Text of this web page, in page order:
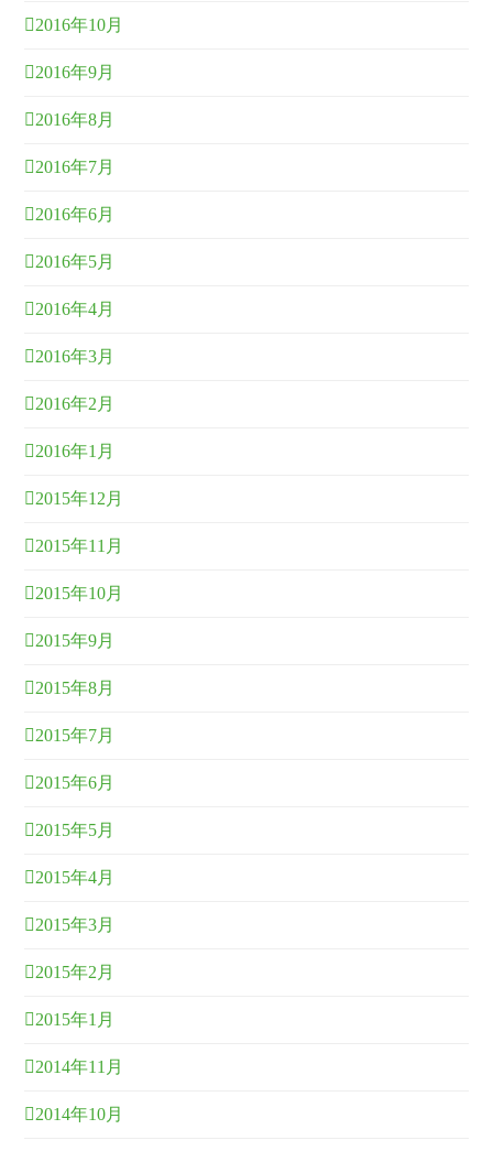
2016年10月
2016年9月
2016年8月
2016年7月
2016年6月
2016年5月
2016年4月
2016年3月
2016年2月
2016年1月
2015年12月
2015年11月
2015年10月
2015年9月
2015年8月
2015年7月
2015年6月
2015年5月
2015年4月
2015年3月
2015年2月
2015年1月
2014年11月
2014年10月